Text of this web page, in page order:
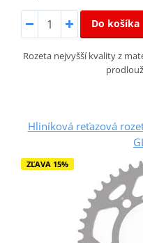
Do košíka
Rozeta nejvyšší kvality z
Hliníková reťazová
ZĽAVA 15%